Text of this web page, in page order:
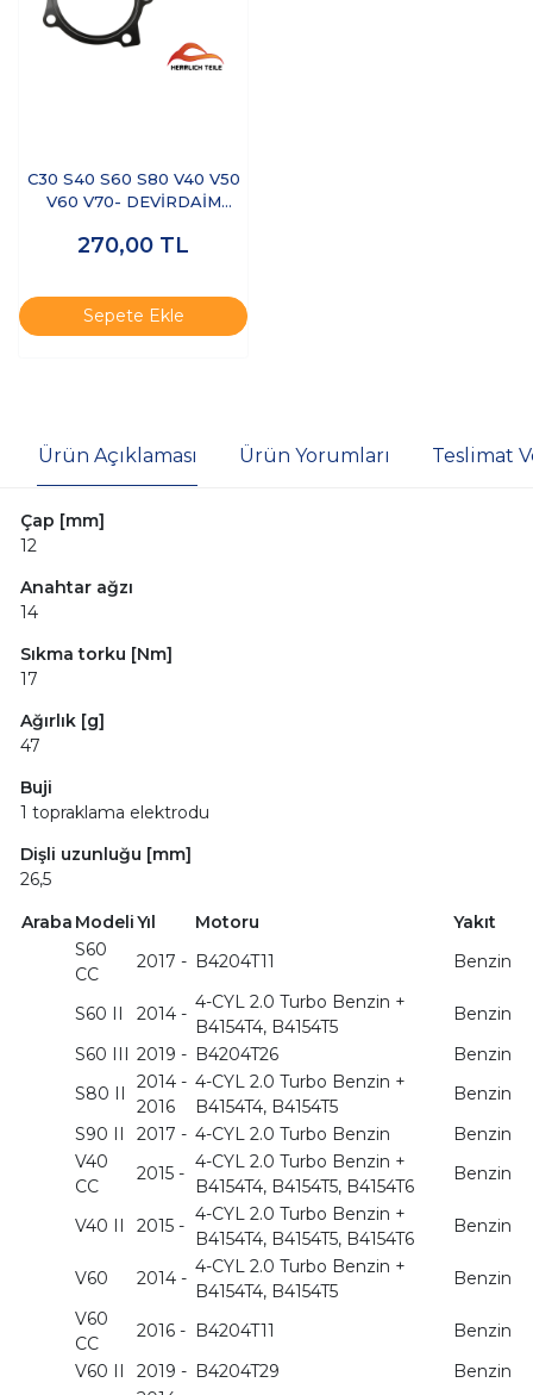
C30 S40 S60 S80 V40 V50
V60 V70- DEVİRDAİM
270,00 TL
Sepete Ekle
Ürün Açıklaması Ürün Yorumları Teslimat
Çap [mm]
12
Anahtar ağzı
14
Sıkma torku [Nm]
17
Ağırlık [g]
47
Buji
1 topraklama elektrodu
Dişli uzunluğu [mm]
26,5
Araba ModeliYıl Motoru
Yakıt
S60
CC
2017 - B4204T11 Benzin
S60 II 2014 -
4-CYL 2.0 Turbo Benzin +
B4154T4, B4154T5
Benzin
S60 III 2019 - B4204T26
Benzin
S80 II
2014 -
2016
4-CYL 2.0 Turbo Benzin +
B4154T4, B4154T5
Benzin
S90 II
2017 - 4-CYL 2.0 Turbo Benzin
Benzin
V40
CC
2015 -
4-CYL 2.0 Turbo Benzin +
B4154T4, B4154T5, B4154T6
Benzin
V40 II 2015 -
4-CYL 2.0 Turbo Benzin +
B4154T4, B4154T5, B4154T6
Benzin
V60 2014 -
4-CYL 2.0 Turbo Benzin +
B4154T4, B4154T5
Benzin
V60
CC
2016 - B4204T11
Benzin
V60 II
2019 - B4204T29
Benzin